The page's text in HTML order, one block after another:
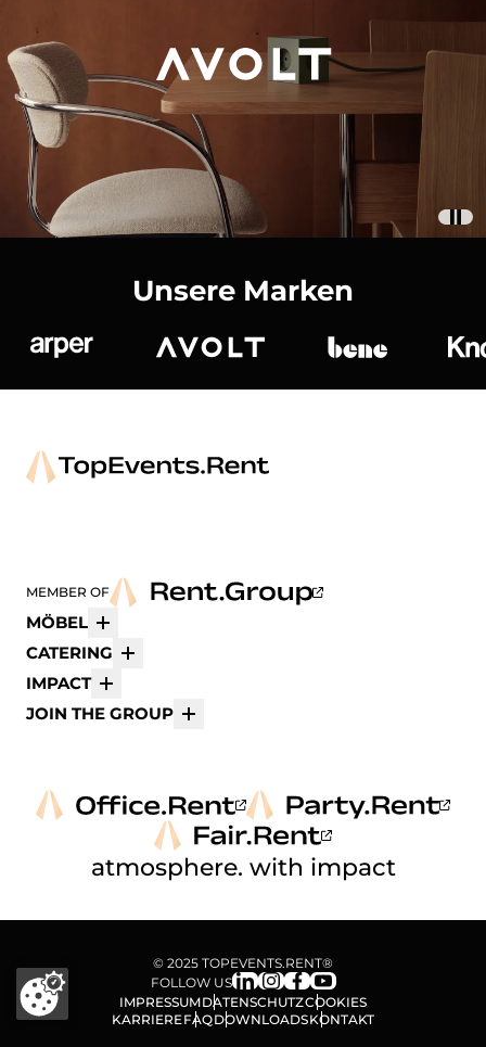
Unsere Marken
MEMBER OF
MÖBEL
CATERING
IMPACT
JOIN THE GROUP
atmosphere. with impact
© 2025 TOPEVENTS.RENT®
FOLLOW US
IMPRESSUMDATENSCHUTZCOOKIES
KARRIEREFAQDOWNLOADSKONTAKT